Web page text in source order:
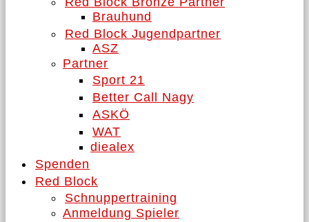
Brauhund
Red Block Jugendpartner
ASZ
Partner
Sport 21
Better Call Nagy
ASKÖ
WAT
diealex
Spenden
Red Block
Schnuppertraining
Anmeldung Spieler